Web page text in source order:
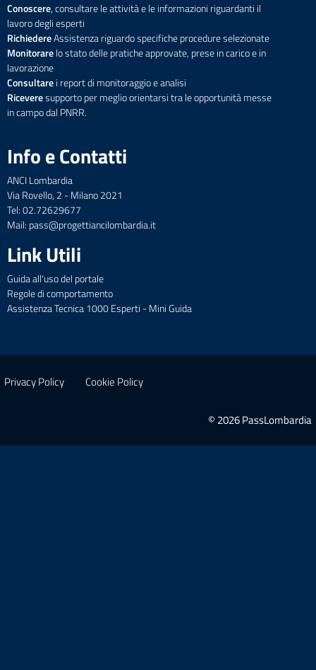
Conoscere, consultare le attività e le informazioni riguardanti il
lavoro degli esperti
RichiedereAssistenza riguardo specifiche procedure selezionate
Monitorarelo stato delle pratiche approvate, prese in carico e in
lavorazione
Consultarei report di monitoraggio e analisi
Riceveresupporto per meglio orientarsi tra le opportunità messe
in campo dal PNRR.
Info e Contatti
ANCI Lombardia
Via Rovello, 2 - Milano 2021
Tel: 02.72629677
Mail: pass@progettiancilombardia.it
Link Utili
Guida all'uso del portale
Regole di comportamento
Assistenza Tecnica 1000 Esperti - Mini Guida
Privacy Policy Cookie Policy
© 2026 PassLombardia